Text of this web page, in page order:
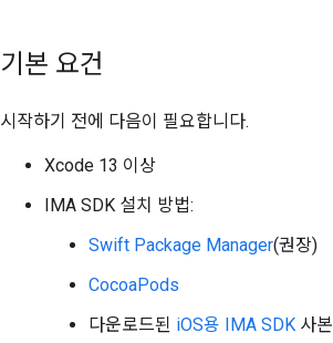
기본 요건
시작하기 전에 다음이 필요합니다.
Xcode 13 이상
IMA SDK 설치 방법:
Swift Package Manager(권장)
CocoaPods
다운로드된 iOS용 IMA SDK 사본